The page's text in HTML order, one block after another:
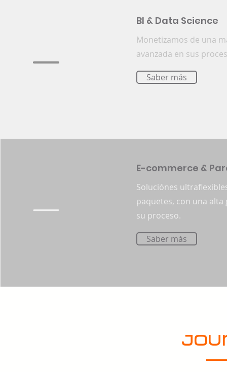
BI & Data Science
Monetizamos de una
avanzada en sus
Saber más
E-commerce &
Soluciónes
paquetes, con una alta
su proceso.
Saber más